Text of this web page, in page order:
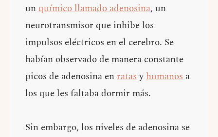
unquímico llamado adenosina, un
neurotransmisor que inhibe los
impulsos eléctricos en el cerebro. Se
habían observado de manera constante
picos de adenosina enratasyhumanos a
los que les faltaba dormir más.
Sin embargo, los niveles de adenosina se